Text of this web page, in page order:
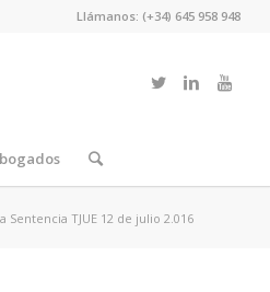
Llámanos: (+34) 645 958 948
TJUE 12 de julio 2.016